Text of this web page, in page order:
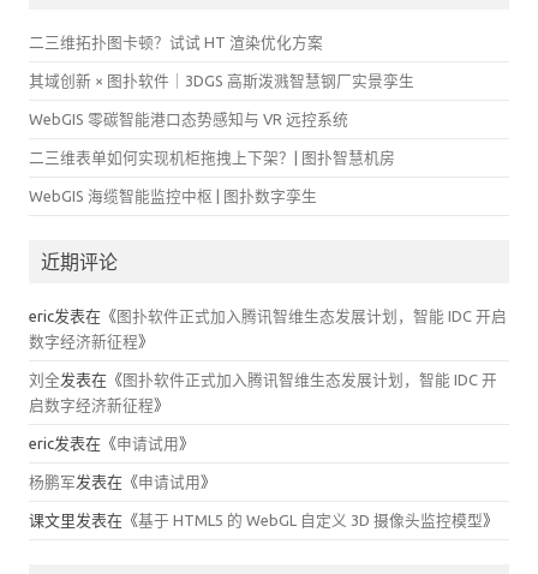
二三维拓扑图卡顿？试试 HT 渲染优化方案
其域创新 × 图扑软件｜3DGS 高斯泼溅智慧钢厂实景孪生
WebGIS 零碳智能港口态势感知与 VR 远控系统
二三维表单如何实现机柜拖拽上下架？| 图扑智慧机房
WebGIS 海缆智能监控中枢 | 图扑数字孪生
近期评论
eric发表在《 图扑软件正式加入腾讯智维生态发展计划，智能 IDC 开启
数字经济新征程》
刘全发表在《 图扑软件正式加入腾讯智维生态发展计划，智能 IDC 开
启数字经济新征程》
eric发表在《申请试用 》
杨鹏军发表在《申请试用 》
课文里发表在《基于 HTML5 的 WebGL 自定义 3D 摄像头监控模型》